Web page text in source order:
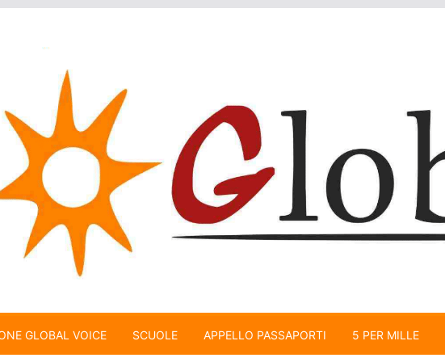
GLOBAL VOICE SCUOLE APPELLO PASSAPORTI 5 PER MILLE